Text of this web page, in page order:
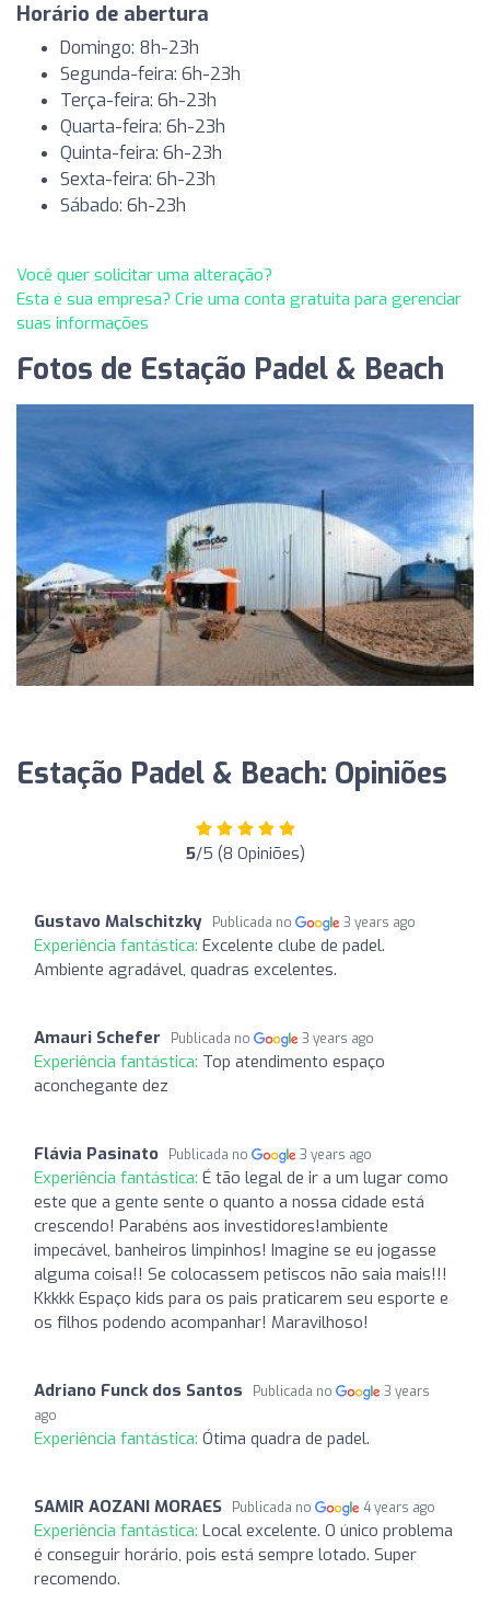
Horário de abertura
Domingo: 8h-23h
Segunda-feira: 6h-23h
Terça-feira: 6h-23h
Quarta-feira: 6h-23h
Quinta-feira: 6h-23h
Sexta-feira: 6h-23h
Sábado: 6h-23h
Você quer solicitar uma alteração?
Esta é sua empresa? Crie uma conta gratuita para gerenciar
suas informações
Fotos de Estação Padel & Beach
Estação Padel & Beach: Opiniões
5/5 (8 Opiniões)
Gustavo Malschitzky Publicada no 3 years ago
Experiência fantástica: Excelente clube de padel.
Ambiente agradável, quadras excelentes.
Amauri Schefer Publicada no 3 years ago
Experiência fantástica: Top atendimento espaço
aconchegante dez
Flávia Pasinato Publicada no 3 years ago
Experiência fantástica: É tão legal de ir a um lugar como
este que a gente sente o quanto a nossa cidade está
crescendo! Parabéns aos investidores!ambiente
impecável, banheiros limpinhos! Imagine se eu jogasse
alguma coisa!! Se colocassem petiscos não saia mais!!!
Kkkkk Espaço kids para os pais praticarem seu esporte e
os filhos podendo acompanhar! Maravilhoso!
Adriano Funck dos Santos Publicada no
3 years
ago
Experiência fantástica: Ótima quadra de padel.
SAMIR AOZANI MORAES Publicada no 4 years ago
Experiência fantástica: Local excelente. O único problema
é conseguir horário, pois está sempre lotado. Super
recomendo.